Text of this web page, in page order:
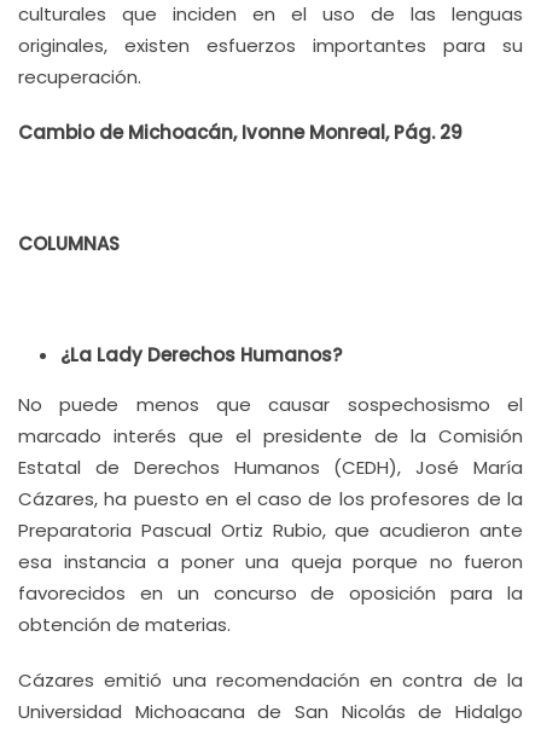
culturales que inciden en el uso de las lenguas
originales, existen esfuerzos importantes para su
recuperación.
Cambio de Michoacán, Ivonne Monreal, Pág. 29
COLUMNAS
¿La Lady Derechos Humanos?
No puede menos que causar sospechosismo el
marcado interés que el presidente de la Comisión
Estatal de Derechos Humanos (CEDH), José María
Cázares, ha puesto en el caso de los profesores de la
Preparatoria Pascual Ortiz Rubio, que acudieron ante
esa instancia a poner una queja porque no fueron
favorecidos en un concurso de oposición para la
obtención de materias.
Cázares emitió una recomendación en contra de la
Universidad Michoacana de San Nicolás de Hidalgo